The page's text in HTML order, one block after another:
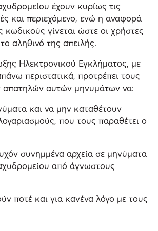
έχουν κυρίως τις
και περιεχόμενο, ενώ η αναφορά
κωδικούς γίνεται ώστε οι χρήστες
αληθινό της απειλής.
Ηλεκτρονικού Εγκλήματος, με
περιστατικά, προτρέπει τους
απατηλών αυτών μηνυμάτων να:
και να μην καταθέτουν
που τους παραθέτει ο
συνημμένα αρχεία σε μηνύματα
από άγνωστους
ποτέ και για κανένα λόγο με τους